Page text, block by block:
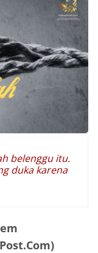
belenggu itu.
duka karena